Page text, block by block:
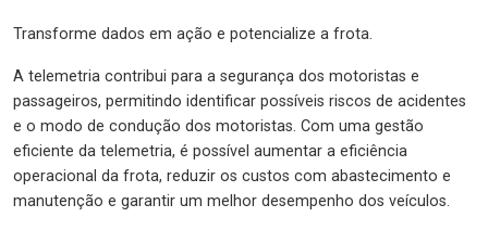
Transforme dados em ação e potencialize a frota.
A telemetria contribui para a segurança dos motoristas e
passageiros, permitindo identificar possíveis riscos de acidentes
e o modo de condução dos motoristas. Com uma gestão
eficiente da telemetria, é possível aumentar a eficiência
operacional da frota, reduzir os custos com abastecimento e
manutenção e garantir um melhor desempenho dos veículos.